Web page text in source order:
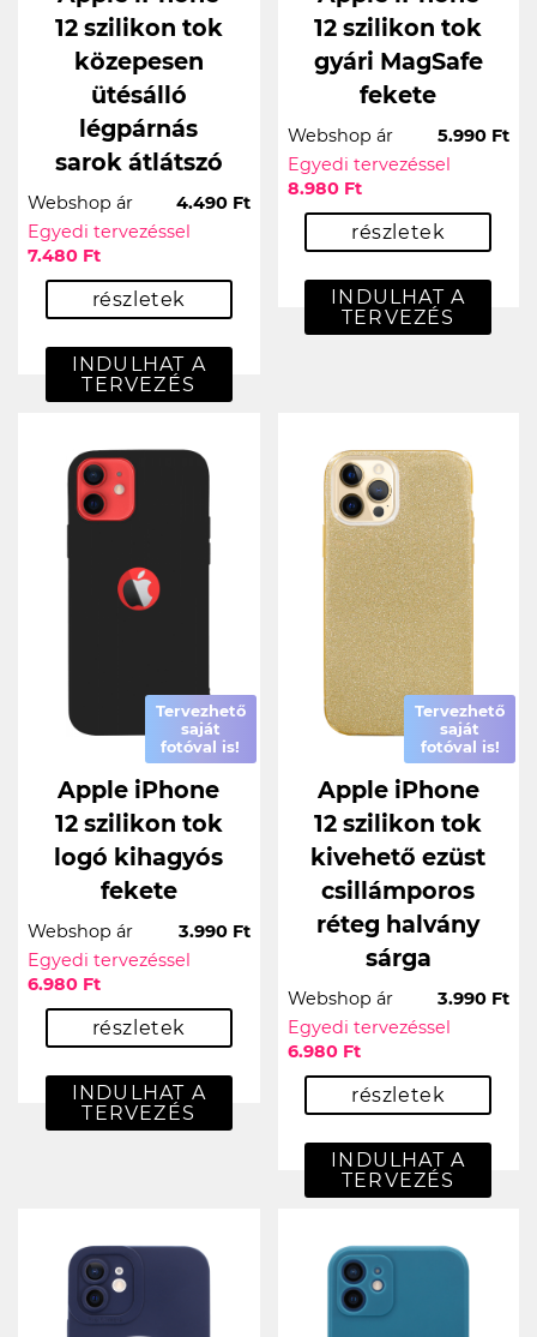
12 szilikon tok
közepesen
ütésálló
légpárnás
sarok átlátszó
Webshop ár
4.490 Ft
Egyedi tervezéssel
7.480 Ft
részletek
INDULHAT A
TERVEZÉS
12 szilikon tok
gyári MagSafe
fekete
Webshop ár
5.990 Ft
Egyedi tervezéssel
8.980 Ft
részletek
INDULHAT A
TERVEZÉS
Tervezhető
saját
fotóval is!
Apple iPhone
12 szilikon tok
logó kihagyós
fekete
Webshop ár
3.990 Ft
Egyedi tervezéssel
6.980 Ft
részletek
INDULHAT A
TERVEZÉS
Tervezhető
saját
fotóval is!
Apple iPhone
12 szilikon tok
kivehető ezüst
csillámporos
réteg halvány
sárga
Webshop ár
3.990 Ft
Egyedi tervezéssel
6.980 Ft
részletek
INDULHAT A
TERVEZÉS